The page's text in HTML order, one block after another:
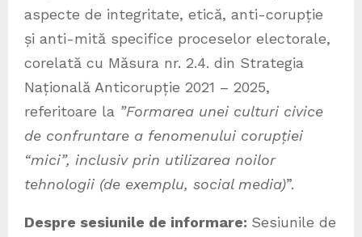
aspecte de integritate, etică, anti-corupție
și anti-mită specifice proceselor electorale,
corelată cu Măsura nr. 2.4. din Strategia
Națională Anticorupție 2021 – 2025,
referitoare la ”Formarea unei culturi civice
de confruntare a fenomenului corupției
“mici”, inclusiv prin utilizarea noilor
tehnologii (de exemplu, social media)”.
Despre sesiunile de informare: Sesiunile de